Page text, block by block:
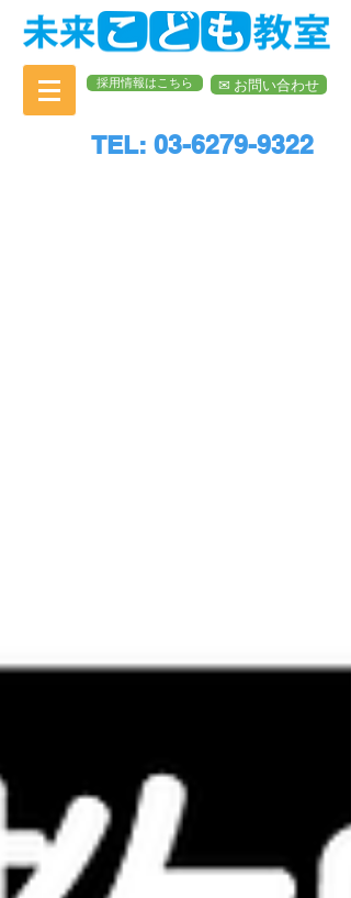
採用情報はこちら ✉︎ お問い合わせ
TEL: 03-6279-9322